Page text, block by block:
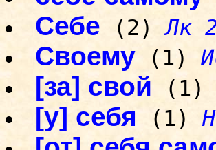
Себе (2)Лк
Своему(1)
[за] свой (1)
[у] себя (1)